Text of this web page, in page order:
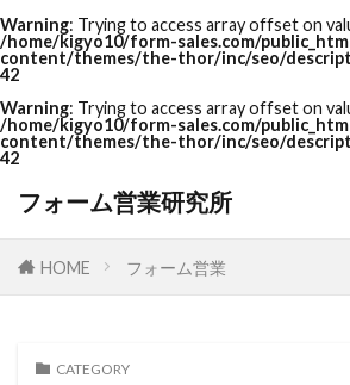
Warning: Trying to access array offset on
/home/kigyo10/form-sales.com/
content/themes/the-thor/inc/seo/
42
Warning: Trying to access array offset on
/home/kigyo10/form-sales.com/
content/themes/the-thor/inc/seo/
42
フォーム営業研究所
HOME フォーム営業
CATEGORY